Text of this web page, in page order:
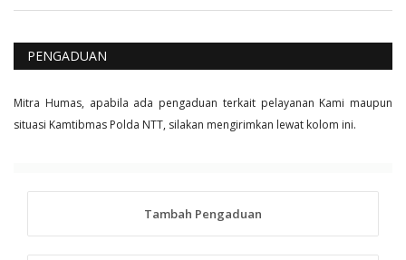
PENGADUAN
Mitra Humas, apabila ada pengaduan terkait pelayanan Kami maupun
situasi Kamtibmas Polda NTT, silakan mengirimkan lewat kolom ini.
Tambah Pengaduan